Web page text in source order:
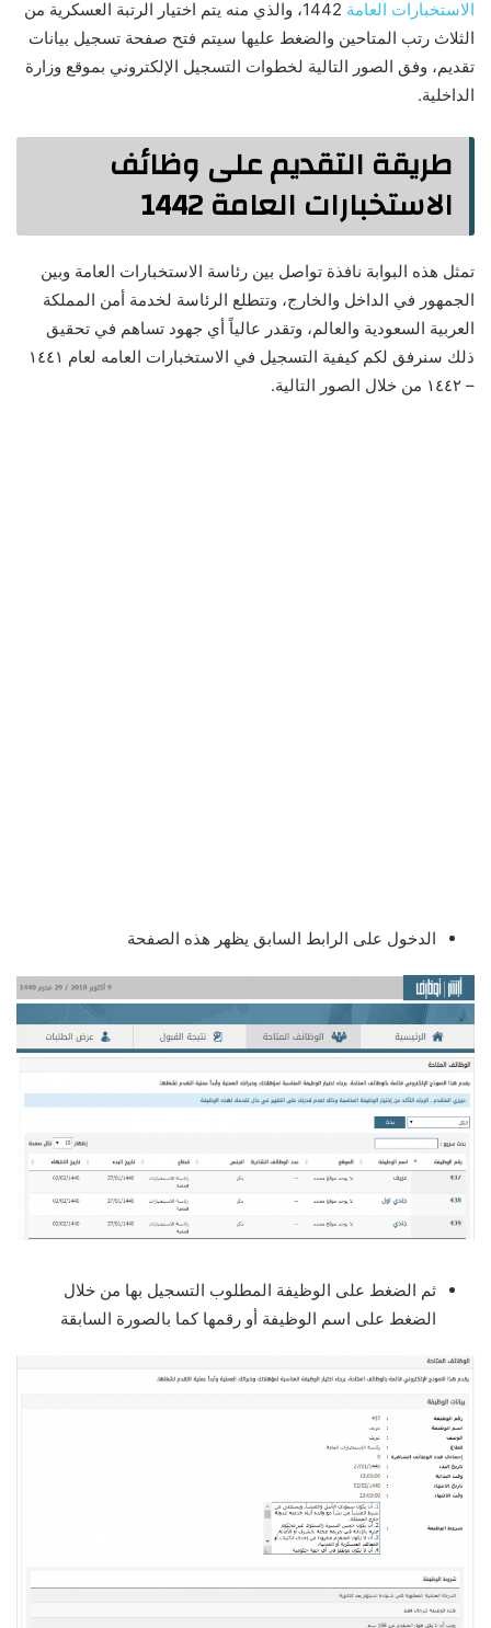
الاستخبارات العامة
1442، والذي منه يتم اختيار الرتبة العسكرية من
الثلاث رتب المتاحين والضغط عليها سيتم فتح صفحة تسجيل بيانات
تقديم، وفق الصور التالية لخطوات التسجيل الإلكتروني بموقع وزارة
الداخلية.
طريقة التقديم على وظائف
الاستخبارات العامة 1442
تمثل هذه البوابة نافذة تواصل بين رئاسة الاستخبارات العامة وبين
الجمهور في الداخل والخارج، وتتطلع الرئاسة لخدمة أمن المملكة
العربية السعودية والعالم، وتقدر عالياً أي جهود تساهم في تحقيق
ذلك سنرفق لكم كيفية التسجيل في الاستخبارات العامه لعام ١٤٤١
– ١٤٤٢ من خلال الصور التالية.
الدخول على الرابط السابق يظهر هذه الصفحة
ثم الضغط على الوظيفة المطلوب التسجيل بها من خلال
الضغط على اسم الوظيفة أو رقمها كما بالصورة السابقة